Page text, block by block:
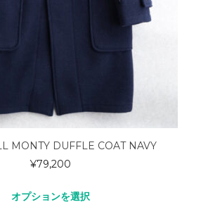
MONTY DUFFLE COAT NAVY
¥79,200
オプションを選択